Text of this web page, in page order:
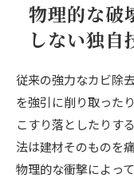
物理的な破
しない独自
従来の強力なカビ除
を強引に削り取った
こすり落としたりす
法は建材そのものを
物理的な衝撃によっ